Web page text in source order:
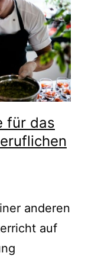
für das
anderen
auf